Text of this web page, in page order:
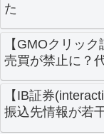
た
【GMOクリッ
売買が禁止に？
【IB証券
振込先情報が若